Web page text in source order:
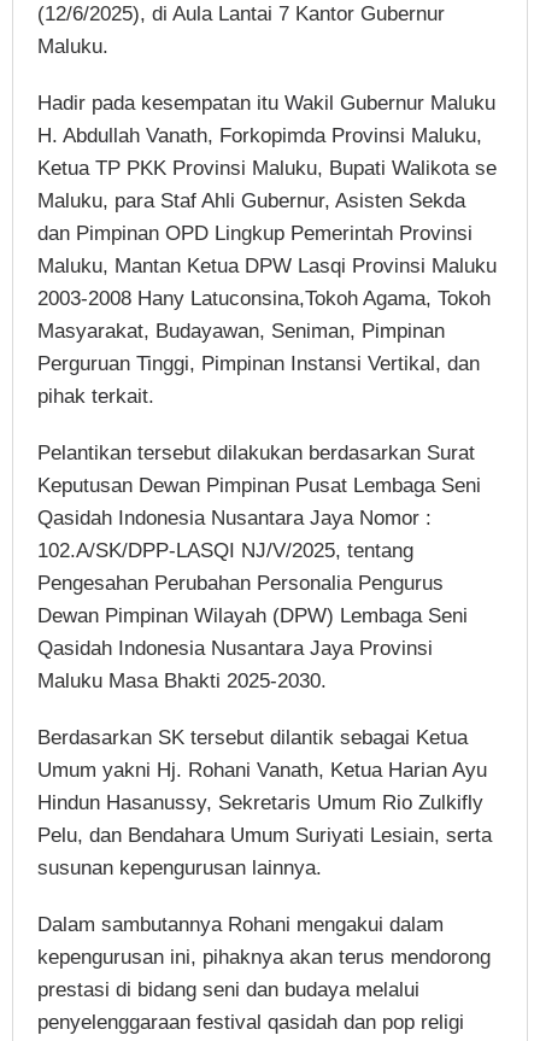
(12/6/2025), di Aula Lantai 7 Kantor Gubernur
Maluku.
Hadir pada kesempatan itu Wakil Gubernur Maluku
H. Abdullah Vanath, Forkopimda Provinsi Maluku,
Ketua TP PKK Provinsi Maluku, Bupati Walikota se
Maluku, para Staf Ahli Gubernur, Asisten Sekda
dan Pimpinan OPD Lingkup Pemerintah Provinsi
Maluku, Mantan Ketua DPW Lasqi Provinsi Maluku
2003-2008 Hany Latuconsina,Tokoh Agama, Tokoh
Masyarakat, Budayawan, Seniman, Pimpinan
Perguruan Tinggi, Pimpinan Instansi Vertikal, dan
pihak terkait.
Pelantikan tersebut dilakukan berdasarkan Surat
Keputusan Dewan Pimpinan Pusat Lembaga Seni
Qasidah Indonesia Nusantara Jaya Nomor :
102.A/SK/DPP-LASQI NJ/V/2025, tentang
Pengesahan Perubahan Personalia Pengurus
Dewan Pimpinan Wilayah (DPW) Lembaga Seni
Qasidah Indonesia Nusantara Jaya Provinsi
Maluku Masa Bhakti 2025-2030.
Berdasarkan SK tersebut dilantik sebagai Ketua
Umum yakni Hj. Rohani Vanath, Ketua Harian Ayu
Hindun Hasanussy, Sekretaris Umum Rio Zulkifly
Pelu, dan Bendahara Umum Suriyati Lesiain, serta
susunan kepengurusan lainnya.
Dalam sambutannya Rohani mengakui dalam
kepengurusan ini, pihaknya akan terus mendorong
prestasi di bidang seni dan budaya melalui
penyelenggaraan festival qasidah dan pop religi